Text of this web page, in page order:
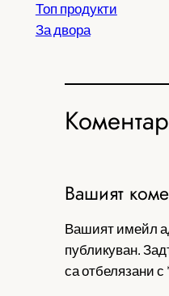
Топ продукти
За двора
Вашият
Вашият имейл
публикуван.
са отбелязани с